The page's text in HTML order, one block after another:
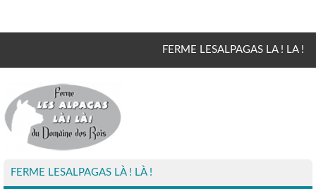
FERME LESALPAGAS LA ! LA !
FERME LESALPAGAS LÀ ! LÀ !